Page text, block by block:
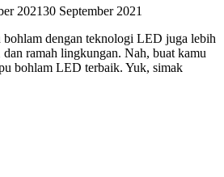
202130 September 2021
bohlam dengan teknologi LED juga lebih
dan ramah lingkungan. Nah, buat kamu
bohlam LED terbaik. Yuk, simak